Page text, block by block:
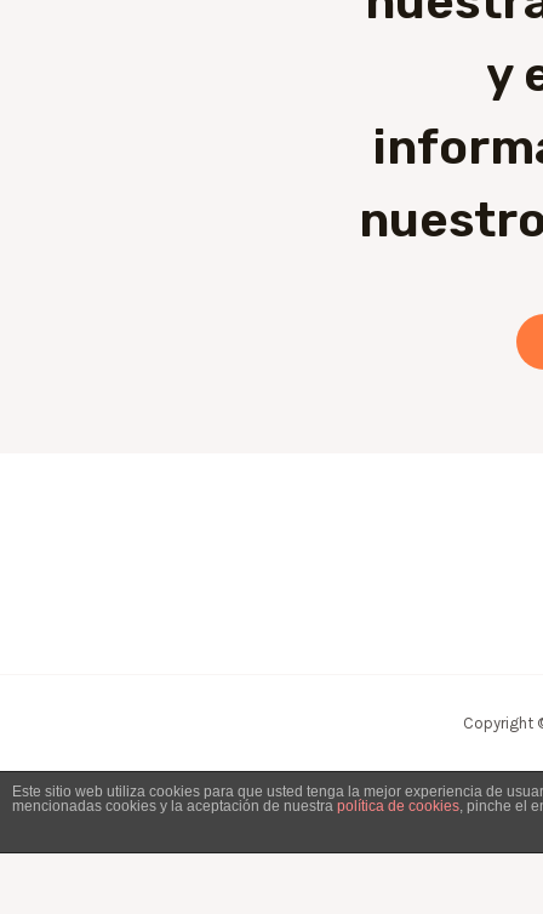
y
Copyright
Este sitio web utiliza cookies para que usted tenga la mejor experiencia de
mencionadas cookies y la aceptación de nuestra política de cookies, pinche el